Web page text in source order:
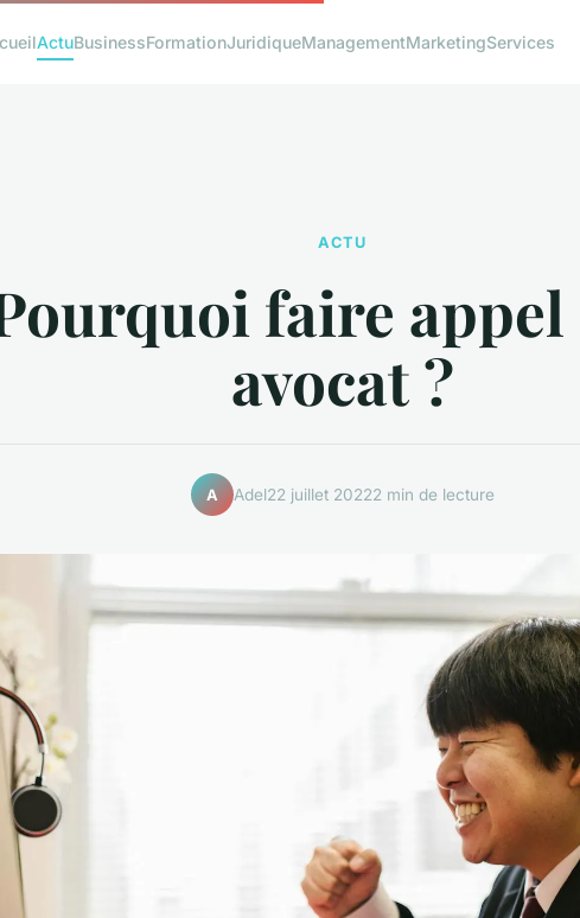
ActuBusinessFormationJuridiqueManagementMarketingServices
ACTU
faire appel
avocat ?
A Adel22 juillet 20222 min de lecture